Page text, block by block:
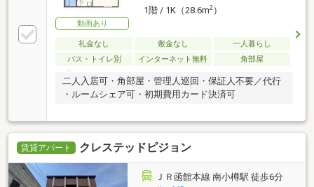
動画あり
1階 / 1K（28.6m2）
礼金なし 敷金なし
一人暮らし
バス・トイレ別
インターネット無料 角部屋
二人入居可・角部屋・管理人巡回・保証人不要／代行
・ルームシェア可・初期費用カード決済可
賃貸アパート クレステッドピジョン
ＪＲ函館本線 南小樽駅 徒歩6分